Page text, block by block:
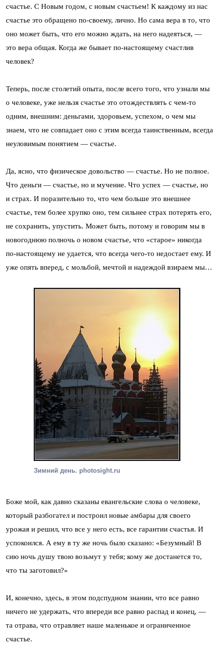
счастье. С Новым годом, с новым счастьем! К каждому из нас
счастье это обращено по-своему, лично. Но сама вера в то, что
оно может быть, что его можно ждать, на него надеяться, —
это вера общая. Когда же бывает по-настоящему счастлив
человек?
Теперь, после столетий опыта, после всего того, что узнали мы
о человеке, уже нельзя счастье это отождествлять с чем-то
одним, внешним: деньгами, здоровьем, успехом, о чем мы
знаем, что не совпадает оно с этим всегда таинственным, всегда
неуловимым понятием — счастье.
Да, ясно, что физическое довольство — счастье. Но не полное.
Что деньги — счастье, но и мучение. Что успех — счастье, но
и страх. И поразительно то, что чем больше это внешнее
счастье, тем более хрупко оно, тем сильнее страх потерять его,
не сохранить, упустить. Может быть, потому и говорим мы в
новогоднюю полночь о новом счастье, что «старое» никогда
по-настоящему не удается, что всегда чего-то недостает ему. И
уже опять вперед, с мольбой, мечтой и надеждой взираем мы…
Зимний день. photosight.ru
Боже мой, как давно сказаны евангельские слова о человеке,
который разбогател и построил новые амбары для своего
урожая и решил, что все у него есть, все гарантии счастья. И
успокоился. А ему в ту же ночь было сказано: «Безумный! В
сию ночь душу твою возьмут у тебя; кому же достанется то,
что ты заготовил?»
И, конечно, здесь, в этом подспудном знании, что все равно
ничего не удержать, что впереди все равно распад и конец, —
та отрава, что отравляет наше маленькое и ограниченное
счастье.